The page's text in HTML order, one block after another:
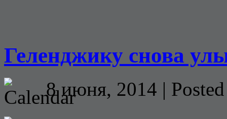
Геленджику снова
8 июня, 2014 |